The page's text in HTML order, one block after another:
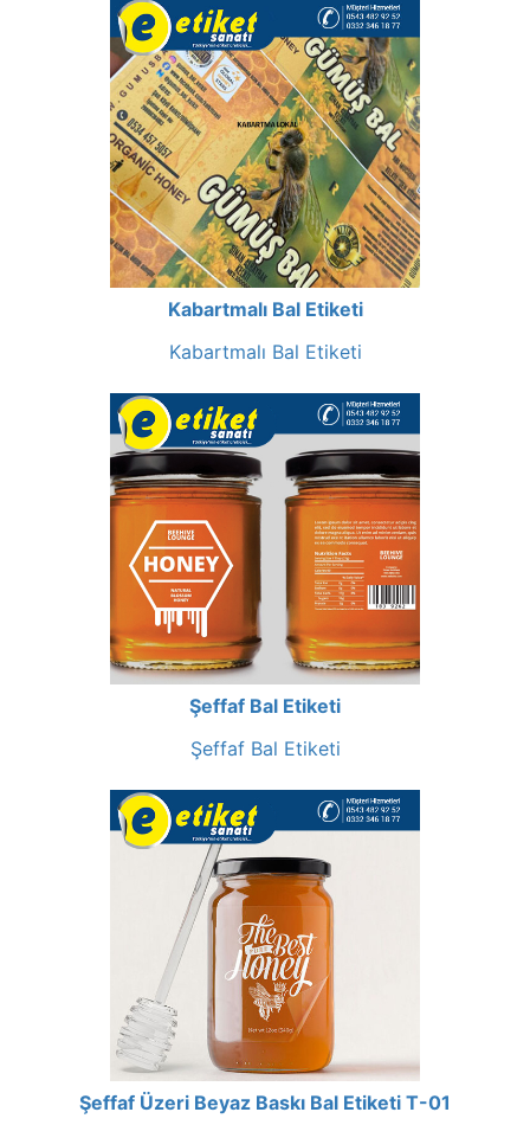
Kabartmalı Bal Etiketi
Kabartmalı Bal Etiketi
Şeffaf Bal Etiketi
Şeffaf Bal Etiketi
Şeffaf Üzeri Beyaz Baskı Bal Etiketi T-01